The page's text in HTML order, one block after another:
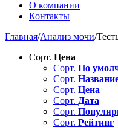
О компании
Контакты
Главная/Анализ мочи/
Сорт. Цена
Сорт. По
Сорт.
Сорт. Цена
Сорт. Дата
Сорт.
Сорт. Рейтинг